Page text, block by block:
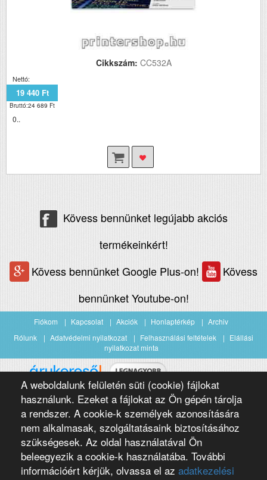
Cikkszám: CC532A
Nettó:
19 440 Ft
Bruttó:24 689 Ft
0..
A weboldalunk felületén süti (cookie) fájlokat
használunk. Ezeket a fájlokat az Ön gépén tárolja
a rendszer. A cookie-k személyek azonosítására
nem alkalmasak, szolgáltatásaink biztosításához
szükségesek. Az oldal használatával Ön
beleegyezik a cookie-k használatába. További
információért kérjük, olvassa el az adatkezelési
Kövess bennünket legújabb akciós
termékeinkért!
Kövess bennünket Google Plus-on!
Kövess
bennünket Youtube-on!
Fiókom Kapcsolat Akciók Honlaptérkép
Archiv
Rólunk
Adatvédelmi nyilatkozat Felhasználási feltételek
Elállási
nyilatkozat minta